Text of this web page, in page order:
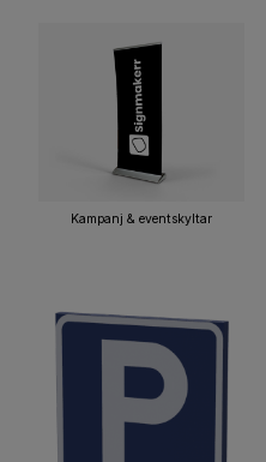
Kampanj & eventskyltar